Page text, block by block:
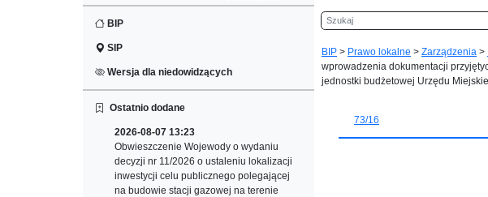
BIP
SIP
Wersja dla niedowidzących
Ostatnio dodane
2026-08-07 13:23
Obwieszczenie Wojewody o wydaniu
decyzji nr 11/2026 o ustaleniu lokalizacji
inwestycji celu publicznego polegającej
na budowie stacji gazowej na terenie
Szukaj
BIP > Prawo lokalne > Zarządzenia >
wprowadzenia dokumentacji
jednostki budżetowej Urzędu
73/16